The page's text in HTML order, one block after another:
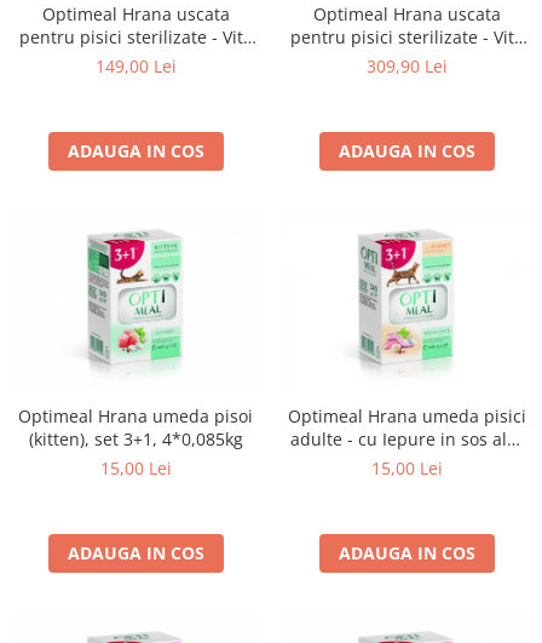
Optimeal Hrana uscata
pentru pisici sterilizate - Vita
si Sorg, 4 kg
149,00 Lei
ADAUGA IN COS
Optimeal Hrana uscata
pentru pisici sterilizate - Vita
si Sorg, 10 kg
309,90 Lei
ADAUGA IN COS
Optimeal Hrana umeda pisoi
(kitten), set 3+1, 4*0,085kg
15,00 Lei
ADAUGA IN COS
Optimeal Hrana umeda pisici
adulte - cu Iepure in sos alb,
set 3+1, 4*0,085kg
15,00 Lei
ADAUGA IN COS